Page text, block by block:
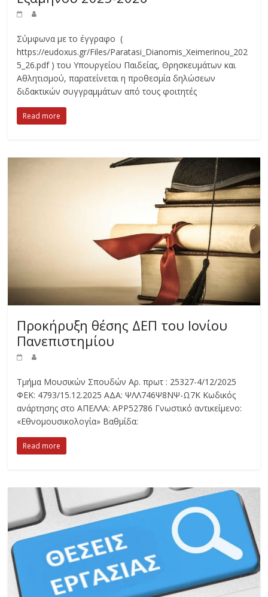
Σύμφωνα με το έγγραφο (
https://eudoxus.gr/Files/Paratasi_Dianomis_Xeimerinou_202
5_26.pdf ) του Υπουργείου Παιδείας, Θρησκευμάτων και
Αθλητισμού, παρατείνεται η προθεσμία δηλώσεων
διδακτικών συγγραμμάτων από τους φοιτητές
Read more
Προκήρυξη θέσης ΔΕΠ του Ιονίου
Πανεπιστημίου
Τμήμα Μουσικών Σπουδών Αρ. πρωτ : 25327-4/12/2025
ΦΕΚ: 4793/15.12.2025 ΑΔΑ: ΨΛΛ746Ψ8ΝΨ-Ω7Κ Κωδικός
ανάρτησης στο ΑΠΕΛΛΑ: ΑΡΡ52786 Γνωστικό αντικείμενο:
«Εθνομουσικολογία» Βαθμίδα:
Read more